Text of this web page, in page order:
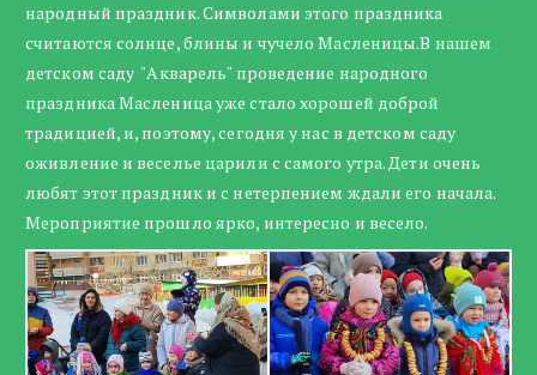
народный праздник. Символами этого праздника
считаются солнце, блины и чучело Масленицы.В нашем
детском саду "Акварель" проведение народного
праздника Масленица уже стало хорошей доброй
традицией, и, поэтому, сегодня у нас в детском саду
оживление и веселье царили с самого утра. Дети очень
любят этот праздник и с нетерпением ждали его начала.
Мероприятие прошло ярко, интересно и весело.